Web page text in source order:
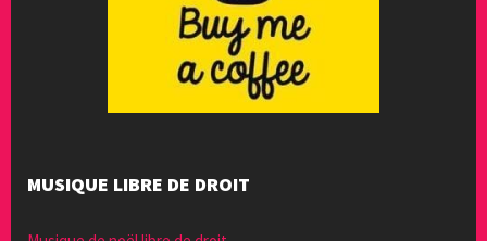
MUSIQUE LIBRE DE DROIT